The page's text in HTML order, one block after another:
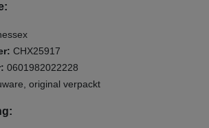
CHX25917
0601982022228
original verpackt